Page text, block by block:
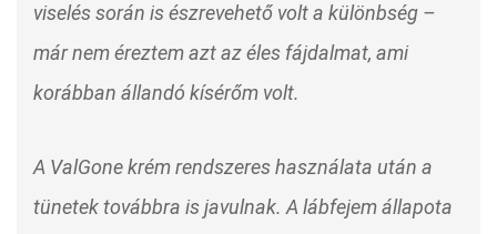
viselés során is észrevehető volt a különbség –
már nem éreztem azt az éles fájdalmat, ami
korábban állandó kísérőm volt.
A ValGone krém rendszeres használata után a
tünetek továbbra is javulnak. A lábfejem állapota